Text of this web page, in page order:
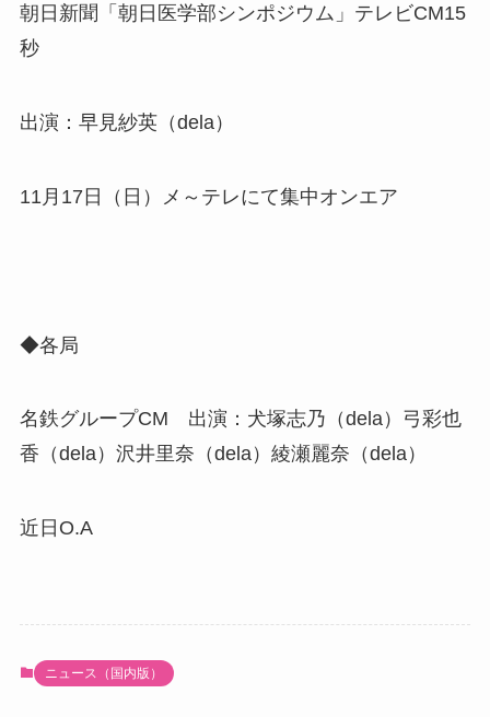
朝日新聞「朝日医学部シンポジウム」テレビCM15
秒
出演：早見紗英（dela）
11月17日（日）メ～テレにて集中オンエア
◆各局
名鉄グループCM 出演：犬塚志乃（dela）弓彩也
香（dela）沢井里奈（dela）綾瀬麗奈（dela）
近日O.A
ニュース（国内版）